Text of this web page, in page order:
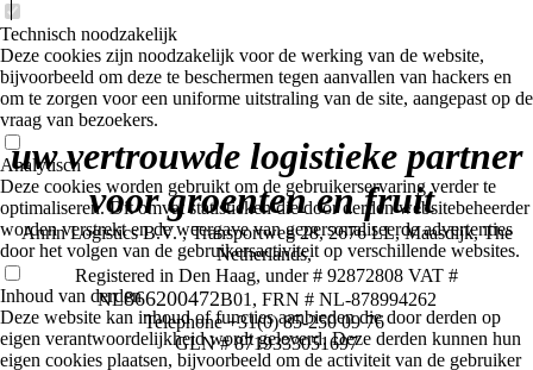
uw vertrouwde logistieke partner
voor groenten en fruit
Anrin Logistics B.V. , Transportweg 28, 2676LL, Maasdijk, The
Netherlands,
Registered in Den Haag, under # 92872808 VAT #
NL866200472B01 , FRN # NL-878994262
Telephone+31(0) 85-250 09 76
GLN # 8719333051697
Technisch noodzakelijk
Deze cookies zijn noodzakelijk voor de werking van de website,
bijvoorbeeld om deze te beschermen tegen aanvallen van hackers en
om te zorgen voor een uniforme uitstraling van de site, aangepast op de
vraag van bezoekers.
Analytisch
Deze cookies worden gebruikt om de gebruikerservaring verder te
optimaliseren. Dit omvat statistieken die door derden websitebeheerder
worden verstrekt en de weergave van gepersonaliseerde advertenties
door het volgen van de gebruikersactiviteit op verschillende websites.
Inhoud van derden
Deze website kan inhoud of functies aanbieden die door derden op
eigen verantwoordelijkheid wordt geleverd. Deze derden kunnen hun
eigen cookies plaatsen, bijvoorbeeld om de activiteit van de gebruiker